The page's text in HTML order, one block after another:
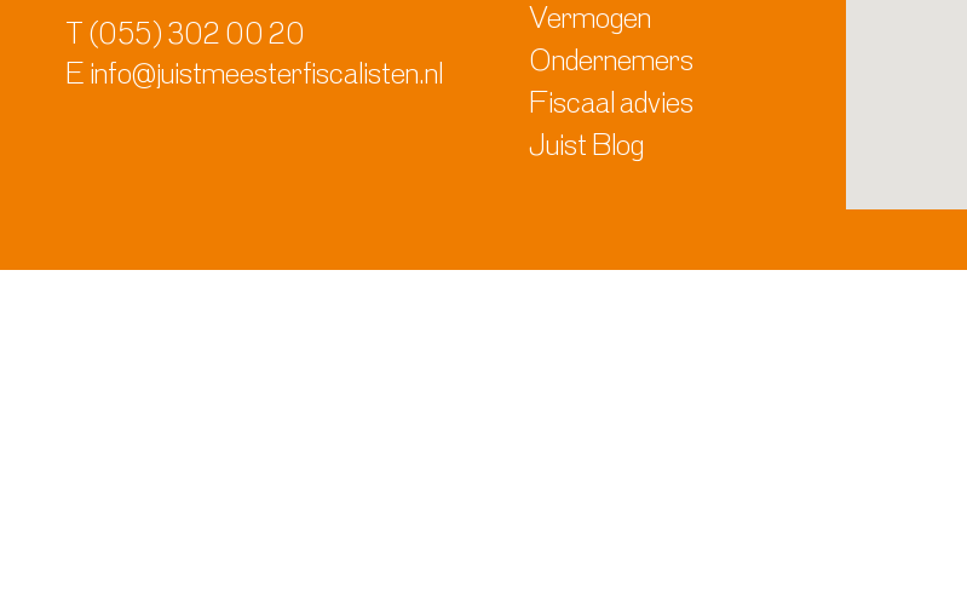
T (055) 302 00 20
E info@juistmeesterfiscalisten.nl
Vermogen
Ondernemers
Fiscaal advies
Juist Blog